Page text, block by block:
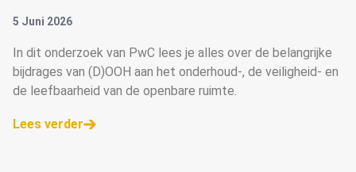
5 Juni 2026
In dit onderzoek van PwC lees je alles over de belangrijke
bijdrages van (D)OOH aan het onderhoud-, de veiligheid- en
de leefbaarheid van de openbare ruimte.
Lees verder